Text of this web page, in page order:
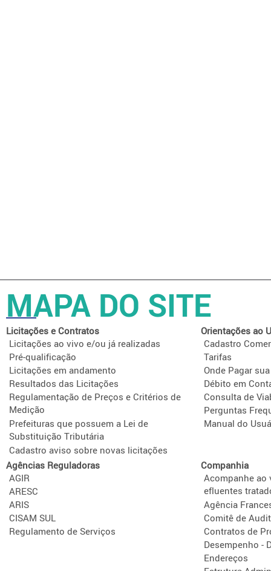
MAPA DO SITE
Licitações e Contratos
Licitações ao vivo e/ou já realizadas
Pré-qualificação
Licitações em andamento
Resultados das Licitações
Regulamentação de Preços e Critérios de
Medição
Prefeituras que possuem a Lei de
Substituição Tributária
Cadastro aviso sobre novas licitações
Orientações ao
Cadastro
Tarifas
Onde Pagar
Débito em
Consulta de
Perguntas
Manual do
Agências Reguladoras
AGIR
ARESC
ARIS
CISAM SUL
Regulamento de Serviços
Companhia
Acompanhe ao
efluentes
Agência
Comitê de
Contratos de
Desempenho -
Endereços